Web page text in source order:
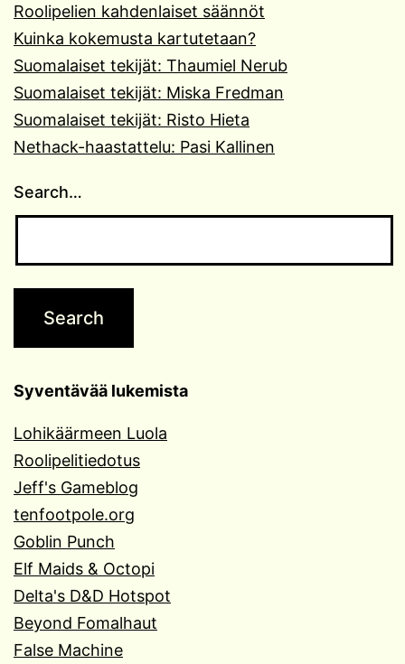
Roolipelien kahdenlaiset säännöt
Kuinka kokemusta kartutetaan?
Suomalaiset tekijät: Thaumiel Nerub
Suomalaiset tekijät: Miska Fredman
Suomalaiset tekijät: Risto Hieta
Nethack-haastattelu: Pasi Kallinen
Search…
Syventävää lukemista
Lohikäärmeen Luola
Roolipelitiedotus
Jeff's Gameblog
tenfootpole.org
Goblin Punch
Elf Maids & Octopi
Delta's D&D Hotspot
Beyond Fomalhaut
False Machine